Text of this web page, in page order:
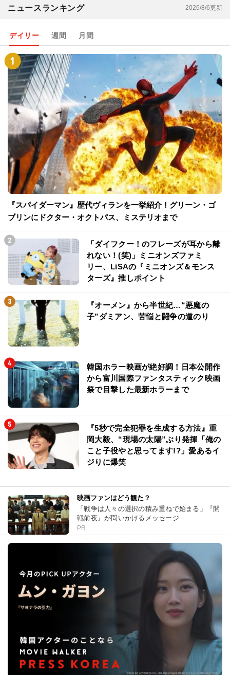
ニュースランキング 2026/8/6更新
デイリー 週間 月間
『スパイダーマン』歴代ヴィランを一挙紹介！グリーン・ゴ
ブリンにドクター・オクトパス、ミステリオまで
「ダイフクー！のフレーズが耳から離
れない！(笑)」ミニオンズファミ
リー、LiSAの『ミニオンズ＆モンス
ターズ』推しポイント
『オーメン』から半世紀…“悪魔の
子”ダミアン、苦悩と闘争の道のり
韓国ホラー映画が絶好調！日本公開作
から富川国際ファンタスティック映画
祭で目撃した最新ホラーまで
『5秒で完全犯罪を生成する方法』重
岡大毅、“現場の太陽”ぶり発揮「俺の
こと子役やと思ってます!?」愛あるイ
ジりに爆笑
映画ファンはどう観た？
「戦争は人々の選択の積み重ねで始まる」『開
戦前夜』が問いかけるメッセージ
PR